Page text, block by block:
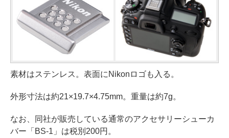
素材はステンレス。表面にNikonロゴも入る。
外形寸法は約21×19.7×4.75mm。重量は約7g。
なお、同社が販売している通常のアクセサリーシューカ
バー「BS-1」は税別200円。